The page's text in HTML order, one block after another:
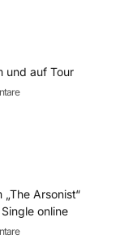
und auf Tour
Arsonist“
online